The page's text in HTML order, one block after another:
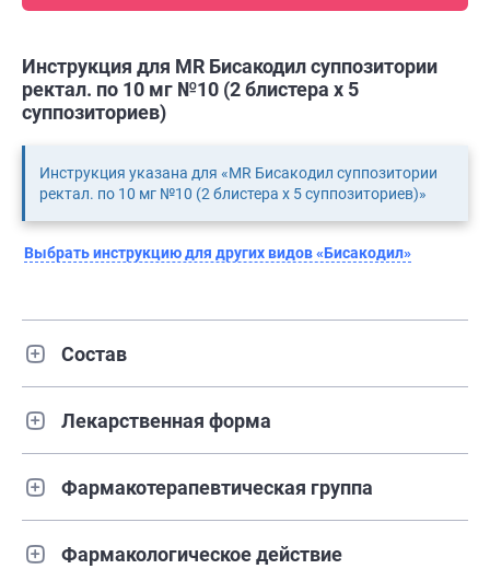
Инструкция для MR Бисакодил суппозитории
ректал. по 10 мг №10 (2 блистера х 5
суппозиториев)
Инструкция указана для «MR Бисакодил суппозитории
ректал. по 10 мг №10 (2 блистера х 5 суппозиториев)»
Выбрать инструкцию для других видов «Бисакодил»
Состав
Лекарственная форма
Фармакотерапевтическая группа
Фармакологическое действие